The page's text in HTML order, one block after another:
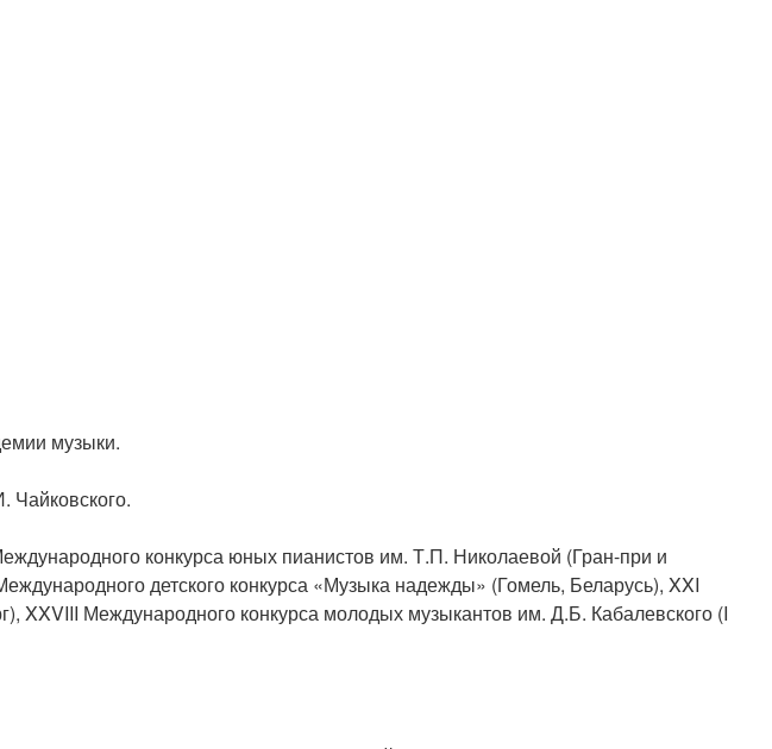
музыки.
Чайковского.
конкурса юных пианистов им. Т.П. Николаевой (Гран-при и
детского конкурса «Музыка надежды» (Гомель, Беларусь), XXI
Международного конкурса молодых музыкантов им. Д.Б. Кабалевского (I